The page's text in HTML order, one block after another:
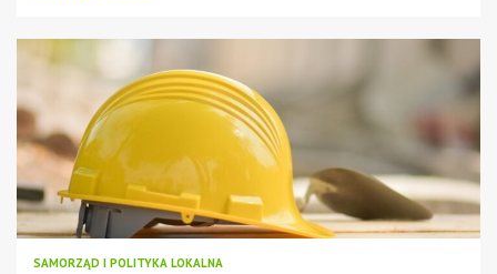
SAMORZĄD I POLITYKA LOKALNA